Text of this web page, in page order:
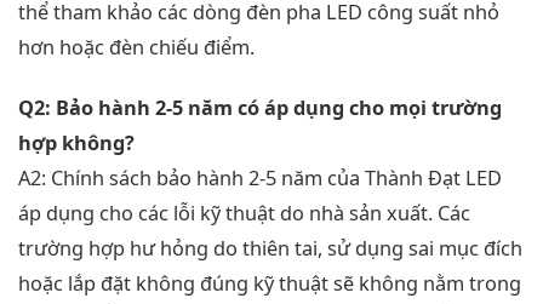
thể tham khảo các dòng đèn pha LED công suất nhỏ
hơn hoặc đèn chiếu điểm.
Q2: Bảo hành 2-5 năm có áp dụng cho mọi trường
hợp không?
A2: Chính sách bảo hành 2-5 năm của Thành Đạt LED
áp dụng cho các lỗi kỹ thuật do nhà sản xuất. Các
trường hợp hư hỏng do thiên tai, sử dụng sai mục đích
hoặc lắp đặt không đúng kỹ thuật sẽ không nằm trong